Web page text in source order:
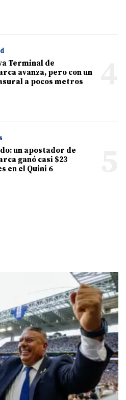
Terminal de
avanza, pero con un
a pocos metros
un apostador de
ganó casi $23
en el Quini 6